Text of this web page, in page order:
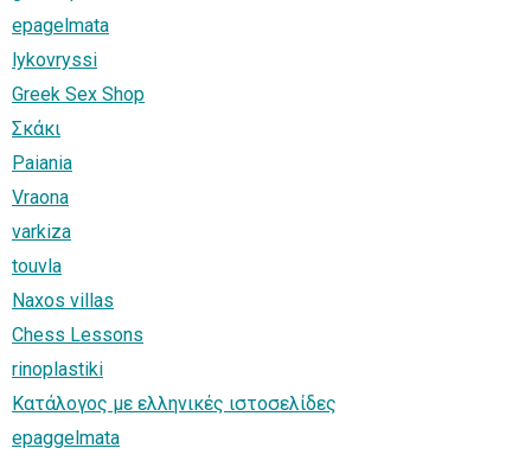
epagelmata
lykovryssi
Greek Sex Shop
Σκάκι
Paiania
Vraona
varkiza
touvla
Naxos villas
Chess Lessons
rinoplastiki
Κατάλογος με ελληνικές ιστοσελίδες
epaggelmata